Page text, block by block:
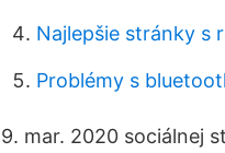
Najlepšie stránky s
Problémy s
9. mar. 2020 sociálnej